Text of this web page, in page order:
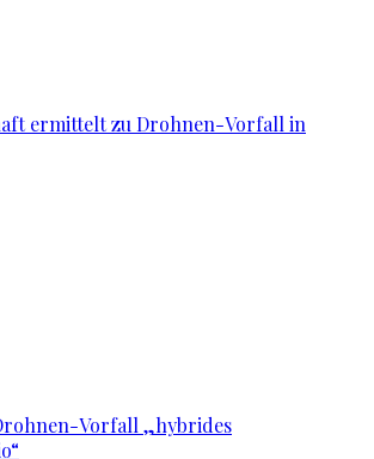
ermittelt zu Drohnen-Vorfall in
Vorfall „hybrides